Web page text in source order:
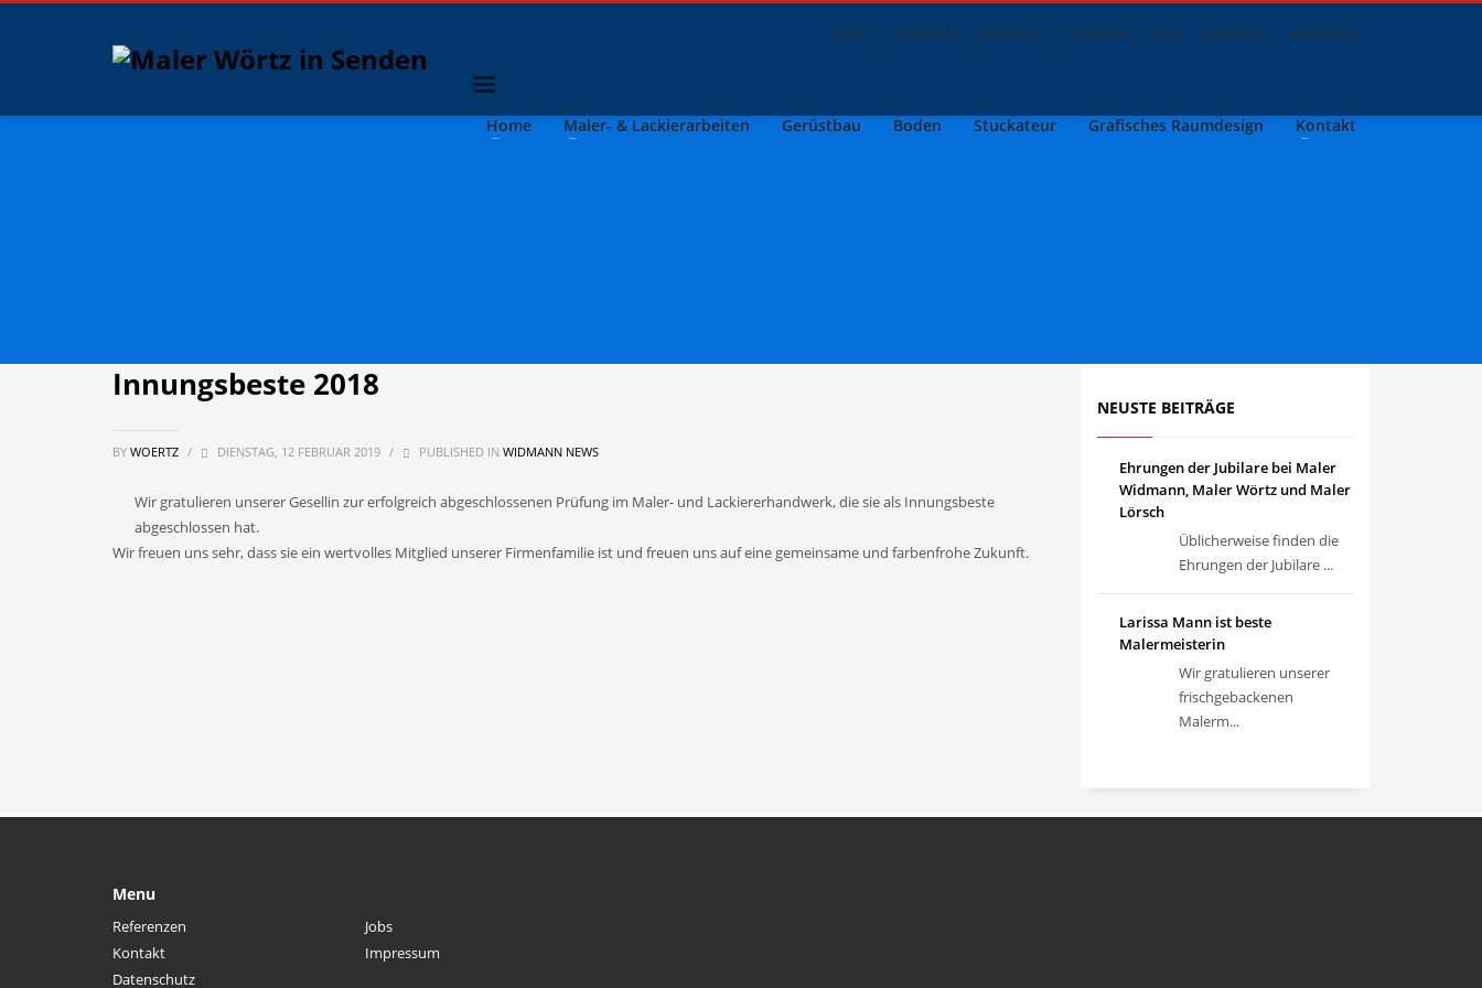
Media Philosophie Referenzen Konzeption Jobs Impressum Datenschutz
Home Maler- & Lackierarbeiten Gerüstbau Boden Stuckateur Grafisches Raumdesign Kontakt
Innungsbeste 2018
BY WOERTZ / DIENSTAG, 12 FEBRUAR 2019 / PUBLISHED IN WIDMANN NEWS
Wir gratulieren unserer Gesellin zur erfolgreich abgeschlossenen Prüfung im Maler- und Lackiererhandwerk, die sie als Innungsbeste
abgeschlossen hat.
Wir freuen uns sehr, dass sie ein wertvolles Mitglied unserer Firmenfamilie ist und freuen uns auf eine gemeinsame und farbenfrohe Zukunft.
NEUSTE BEITRÄGE
Ehrungen der Jubilare bei Maler
Widmann, Maler Wörtz und Maler
Lörsch
Üblicherweise finden die
Ehrungen der Jubilare ...
Larissa Mann ist beste
Malermeisterin
Wir gratulieren unserer
frischgebackenen
Malerm...
Menu
Referenzen
Jobs
Kontakt
Impressum
Datenschutz